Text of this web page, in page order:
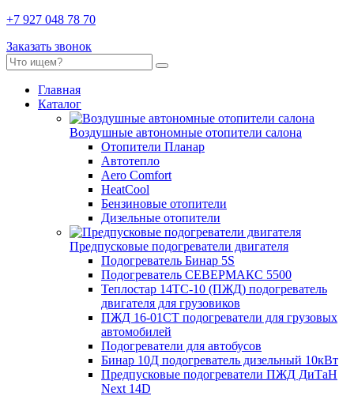
+7 927 048 78 70
Заказать звонок
Главная
Каталог
Воздушные автономные отопители салона
Отопители Планар
Автотепло
Aero Comfort
HeatCool
Бензиновые отопители
Дизельные отопители
Предпусковые подогреватели двигателя
Подогреватель Бинар 5S
Подогреватель СЕВЕРМАКС 5500
Теплостар 14ТС-10 (ПЖД) подогреватель
двигателя для грузовиков
ПЖД 16-01СТ подогреватели для грузовых
автомобилей
Подогреватели для автобусов
Бинар 10Д подогреватель дизельный 10кВт
Предпусковые подогреватели ПЖД ДиТаН
Next 14D